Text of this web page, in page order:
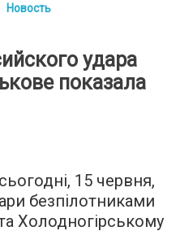
Новость
удара
показала
15 червня,
безпілотниками
Холодногірському